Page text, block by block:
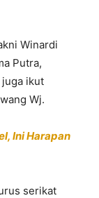
Winardi
Putra,
juga ikut
Wj.
Ini Harapan
serikat